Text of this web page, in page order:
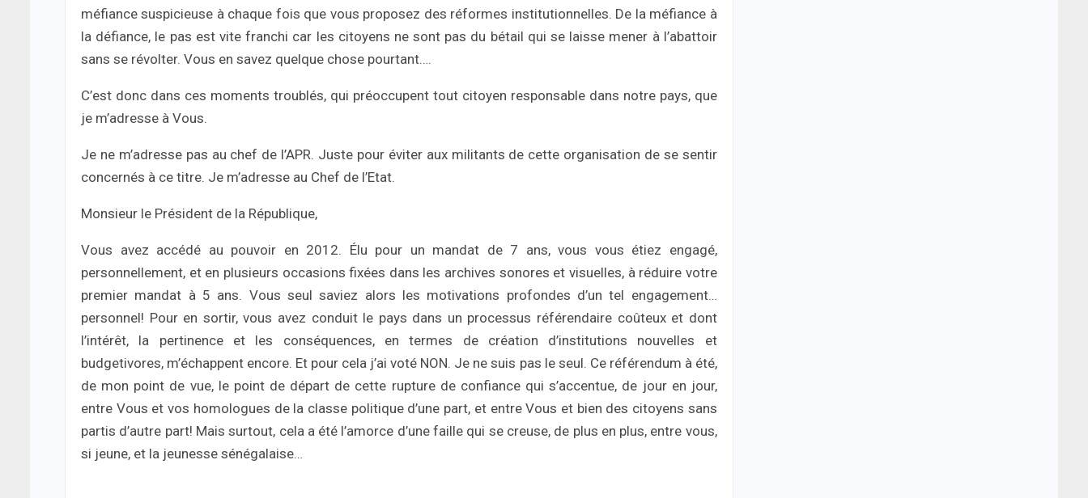
méfiance suspicieuse à chaque fois que vous proposez des réformes institutionnelles. De la méfiance à
la défiance, le pas est vite franchi car les citoyens ne sont pas du bétail qui se laisse mener à l’abattoir
sans se révolter. Vous en savez quelque chose pourtant….
C’est donc dans ces moments troublés, qui préoccupent tout citoyen responsable dans notre pays, que
je m’adresse à Vous.
Je ne m’adresse pas au chef de l’APR. Juste pour éviter aux militants de cette organisation de se sentir
concernés à ce titre. Je m’adresse au Chef de l’Etat.
Monsieur le Président de la République,
Vous avez accédé au pouvoir en 2012. Élu pour un mandat de 7 ans, vous vous étiez engagé,
personnellement, et en plusieurs occasions fixées dans les archives sonores et visuelles, à réduire votre
premier mandat à 5 ans. Vous seul saviez alors les motivations profondes d’un tel engagement…
personnel! Pour en sortir, vous avez conduit le pays dans un processus référendaire coûteux et dont
l’intérêt, la pertinence et les conséquences, en termes de création d’institutions nouvelles et
budgetivores, m’échappent encore. Et pour cela j’ai voté NON. Je ne suis pas le seul. Ce référendum à été,
de mon point de vue, le point de départ de cette rupture de confiance qui s’accentue, de jour en jour,
entre Vous et vos homologues de la classe politique d’une part, et entre Vous et bien des citoyens sans
partis d’autre part! Mais surtout, cela a été l’amorce d’une faille qui se creuse, de plus en plus, entre vous,
si jeune, et la jeunesse sénégalaise…